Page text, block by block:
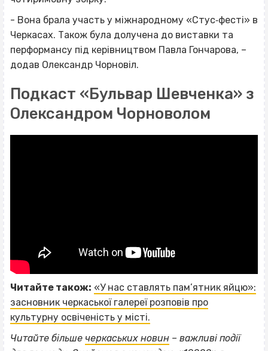
- Вона брала участь у міжнародному «Стус‐фесті» в
Черкасах. Також була долучена до виставки та
перформансу під керівництвом Павла Гончарова, –
додав Олександр Чорновіл.
Подкаст «Бульвар Шевченка» з
Олександром Чорноволом
Читайте також: «У нас ставлять пам’ятник яйцю»:
засновник черкаської галереї розповів про
культурну освіченість у місті.
Читайте більше черкаських новин – важливі події